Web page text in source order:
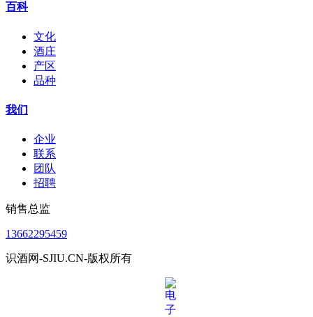
百科
文化
酒庄
产区
品种
我们
企业
联系
团队
招聘
销售总监
13662295459
识酒网-SJIU.CN-版权所有